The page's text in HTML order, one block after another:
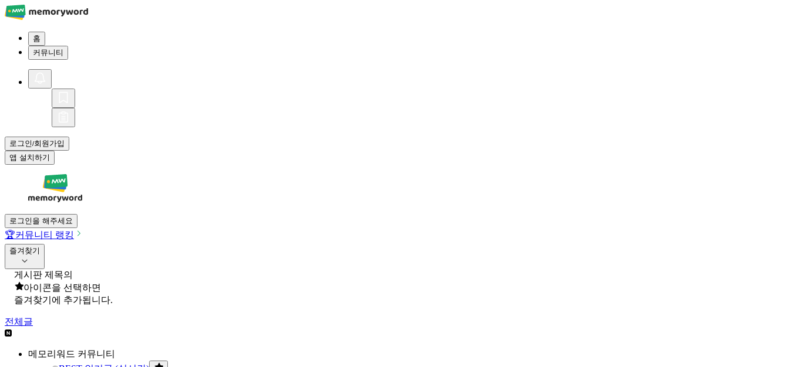
홈
커뮤니티
로그인/회원가입
앱 설치하기
로그인을 해주세요
🏆커뮤니티 랭킹
즐겨찾기
게시판 제목의
아이콘을 선택하면
즐겨찾기에 추가됩니다.
전체글
메모리워드 커뮤니티